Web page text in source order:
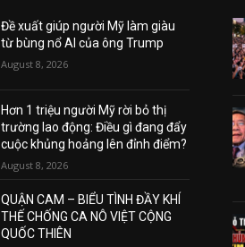
Đề xuất giúp người Mỹ làm giàu
từ bùng nổ AI của ông Trump
August 8, 2026
Hơn 1 triệu người Mỹ rời bỏ thị
trường lao động: Điều gì đang đẩy
cuộc khủng hoảng lên đỉnh điểm?
August 8, 2026
QUẬN CAM – BIỂU TÌNH ĐẦY KHÍ
THẾ CHỐNG CA NÔ VIỆT CỘNG
QUỐC THIÊN